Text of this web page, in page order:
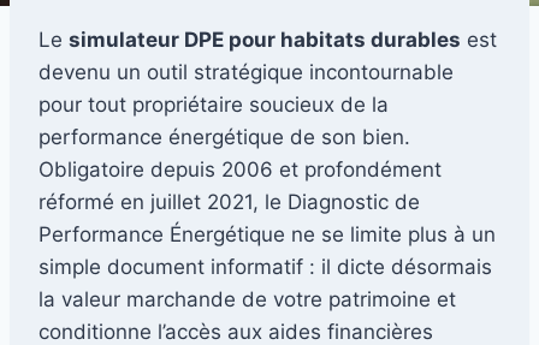
Le simulateur DPE pour habitats durables est
devenu un outil stratégique incontournable
pour tout propriétaire soucieux de la
performance énergétique de son bien.
Obligatoire depuis 2006 et profondément
réformé en juillet 2021, le Diagnostic de
Performance Énergétique ne se limite plus à un
simple document informatif : il dicte désormais
la valeur marchande de votre patrimoine et
conditionne l’accès aux aides financières